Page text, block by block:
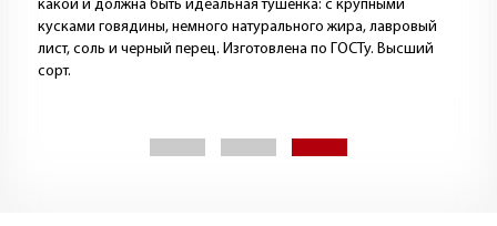
какой и должна быть идеальная тушенка: с крупными
кусками говядины, немного натурального жира, лавровый
лист, соль и черный перец. Изготовлена по ГОСТу. Высший
сорт.